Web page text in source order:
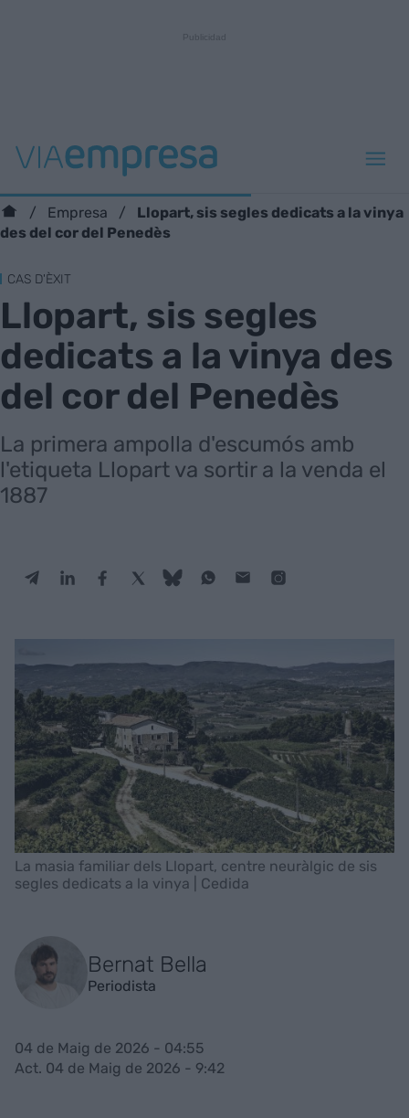
Empresa
Llopart, sis segles dedicats a la vinya
des del cor del Penedès
CAS D'ÈXIT
Llopart, sis segles
dedicats a la vinya des
del cor del Penedès
La primera ampolla d'escumós amb
l'etiqueta Llopart va sortir a la venda el
1887
La masia familiar dels Llopart, centre neuràlgic de sis
segles dedicats a la vinya | Cedida
Bernat Bella
Periodista
04 de Maig de 2026 - 04:55
Act. 04 de Maig de 2026 - 9:42